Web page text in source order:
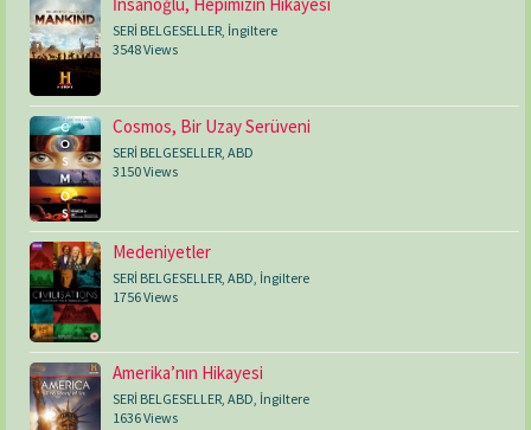
SERİ BELGESELLER, İngiltere
3548 Views
Cosmos, Bir Uzay Serüveni
SERİ BELGESELLER ABD
3150 Views
Medeniyetler
SERİ BELGESELLER ABD İngiltere
1756 Views
Amerika’nın Hikayesi
SERİ BELGESELLER ABD İngiltere
1636 Views